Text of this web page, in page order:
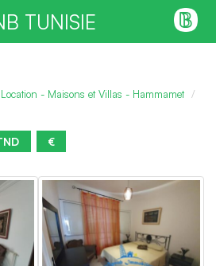
TUNISIE
Location - Maisons et Villas - Hammamet
€